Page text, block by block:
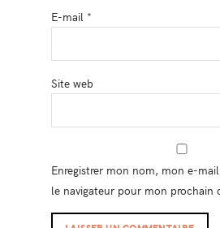
E-mail *
Site web
Enregistrer mon nom, mon e-
le navigateur pour mon prochain